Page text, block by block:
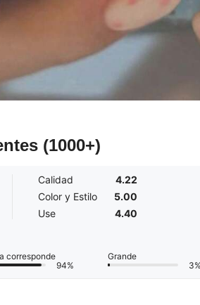
(1000+)
Calidad
4.22
Color y Estilo
5.00
Use
4.40
corresponde
94%
Grande
3%